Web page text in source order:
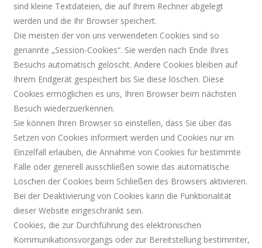
sind kleine Textdateien, die auf Ihrem Rechner abgelegt
werden und die Ihr Browser speichert.
Die meisten der von uns verwendeten Cookies sind so
genannte „Session-Cookies“. Sie werden nach Ende Ihres
Besuchs automatisch gelöscht. Andere Cookies bleiben auf
Ihrem Endgerät gespeichert bis Sie diese löschen. Diese
Cookies ermöglichen es uns, Ihren Browser beim nächsten
Besuch wiederzuerkennen.
Sie können Ihren Browser so einstellen, dass Sie über das
Setzen von Cookies informiert werden und Cookies nur im
Einzelfall erlauben, die Annahme von Cookies für bestimmte
Fälle oder generell ausschließen sowie das automatische
Löschen der Cookies beim Schließen des Browsers aktivieren.
Bei der Deaktivierung von Cookies kann die Funktionalität
dieser Website eingeschränkt sein.
Cookies, die zur Durchführung des elektronischen
Kommunikationsvorgangs oder zur Bereitstellung bestimmter,